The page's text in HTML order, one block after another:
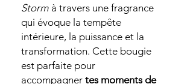
Storm à travers une fragrance
qui évoque la tempête
intérieure, la puissance et la
transformation. Cette bougie
est parfaite pour
accompagner tes moments de